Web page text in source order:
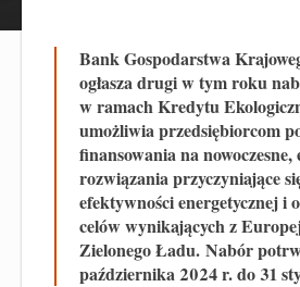
Bank Gospodarstwa
ogłasza drugi w tym roku
w ramach Kredytu
umożliwia przedsiębiorcom
finansowania na nowoczesne,
rozwiązania przyczyniające
efektywności energetycznej i
celów wynikających z
Zielonego Ładu. Nabór
października 2024 r. do 31